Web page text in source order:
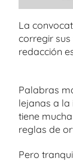
La
corregir
redacción
Palabras
lejanas a la
tiene
reglas de
Pero